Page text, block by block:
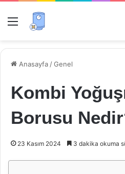
Menü
Anasayfa /Genel
Kombi
Borusu
23 Kasım 2024 3 dakika okuma